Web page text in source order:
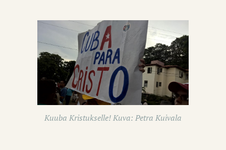
Kuuba Kristukselle! Kuva: Petra Kuivala